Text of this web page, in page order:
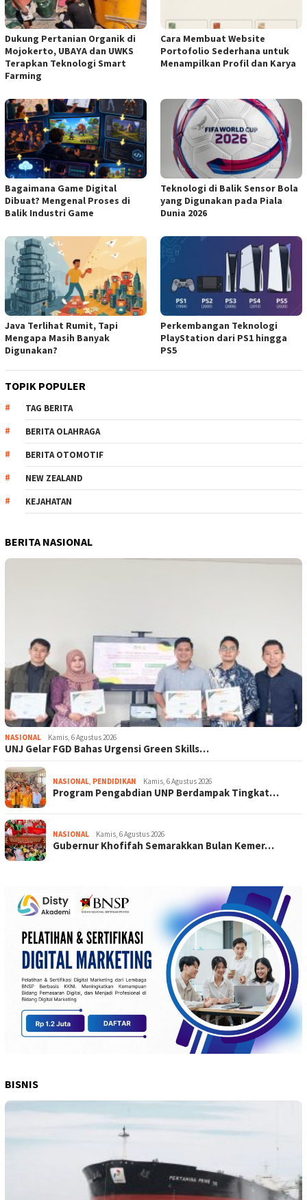
Dukung Pertanian Organik di
Mojokerto, UBAYA dan UWKS
Terapkan Teknologi Smart
Farming
Cara Membuat Website
Portofolio Sederhana untuk
Menampilkan Profil dan Karya
Bagaimana Game Digital
Dibuat? Mengenal Proses di
Balik Industri Game
Teknologi di Balik Sensor Bola
yang Digunakan pada Piala
Dunia 2026
Java Terlihat Rumit, Tapi
Mengapa Masih Banyak
Digunakan?
Perkembangan Teknologi
PlayStation dari PS1 hingga
PS5
TOPIK POPULER
TAG BERITA
BERITA OLAHRAGA
BERITA OTOMOTIF
NEW ZEALAND
KEJAHATAN
BERITA NASIONAL
NASIONAL Kamis, 6 Agustus 2026
UNJ Gelar FGD Bahas Urgensi Green Skills…
NASIONAL, PENDIDIKAN Kamis, 6 Agustus 2026
Program Pengabdian UNP Berdampak Tingkat…
NASIONAL Kamis, 6 Agustus 2026
Gubernur Khofifah Semarakkan Bulan Kemer…
BISNIS